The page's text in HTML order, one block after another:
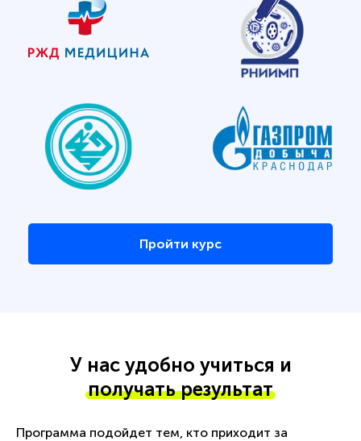
Пройти курс
У нас удобно учиться и
получать результат
Программа подойдет тем, кто приходит за